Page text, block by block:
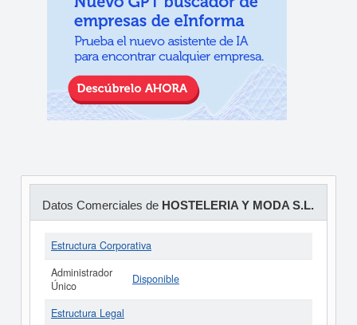
Datos Comerciales de HOSTELERIA Y MODA S.L.
Estructura Corporativa
Administrador
Único
Disponible
Estructura Legal